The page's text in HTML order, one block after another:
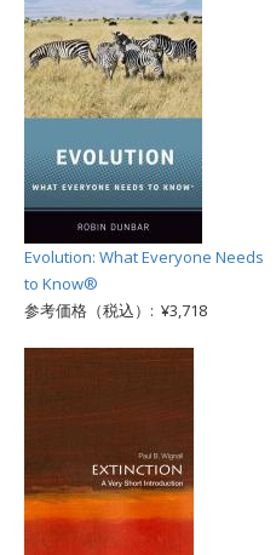
Evolution: What Everyone Needs
to Know®
参考価格（税込）: ¥3,718